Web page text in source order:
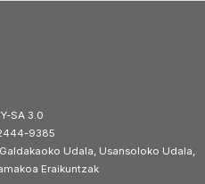
SA 3.0
9385
Udala, Usansoloko Udala,
Eraikuntzak